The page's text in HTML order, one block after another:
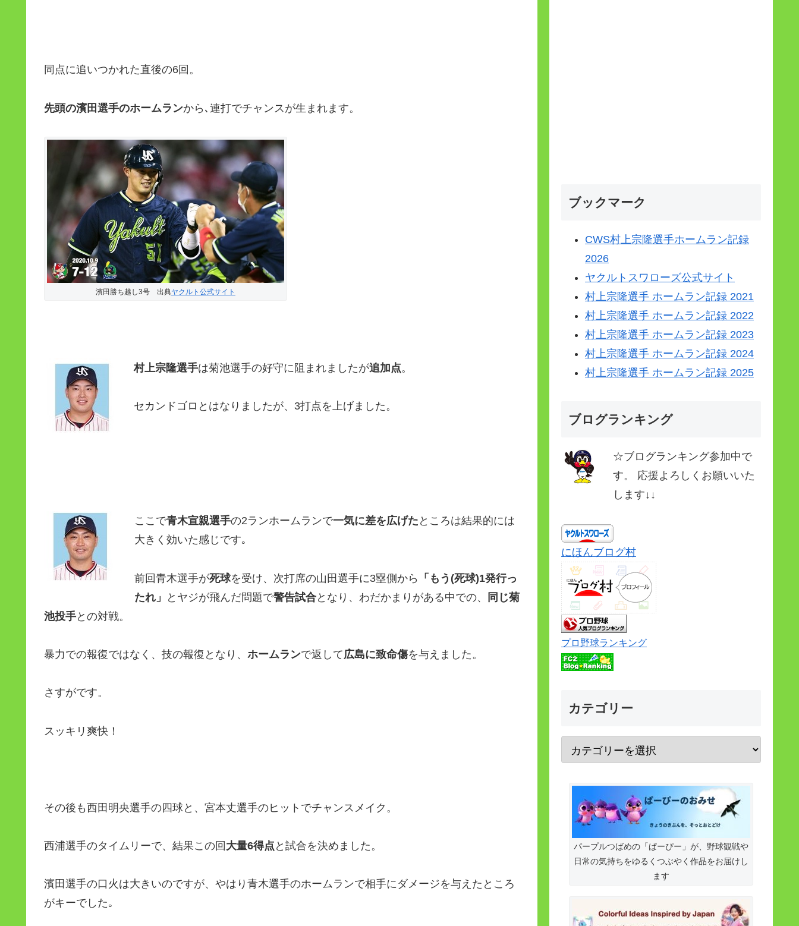
同点に追いつかれた直後の6回。
先頭の濱田選手のホームランから､連打でチャンスが生まれます。
濱田勝ち越し3号 出典ヤクルト公式サイト
村上宗隆選手は菊池選手の好守に阻まれましたが追加点。
セカンドゴロとはなりましたが、3打点を上げました。
ここで青木宣親選手の2ランホームランで一気に差を広げた ところは結果的には
大きく効いた感じです｡
前回青木選手が死球を受け、次打席の山田選手に3塁側から
「もう(死球)1発行っ
たれ」
とヤジが飛んだ問題で警告試合となり、わだかまりがある中での、
同じ菊
池投手との対戦。
暴力での報復ではなく、技の報復となり、 ホームランで返して 広島に致命傷を与えました。
さすがです。
スッキリ爽快！
その後も西田明央選手の四球と、宮本丈選手のヒットでチャンスメイク。
西浦選手のタイムリーで、結果この回 大量6得点 と試合を決めました。
濱田選手の口火は大きいのですが、やはり青木選手のホームランで相手にダメージを与えたところ
がキーでした｡
ブックマーク
CWS村上宗隆選手ホームラン記録
2026
ヤクルトスワローズ公式サイト
村上宗隆選手 ホームラン記録 2021
村上宗隆選手 ホームラン記録 2022
村上宗隆選手 ホームラン記録 2023
村上宗隆選手 ホームラン記録 2024
村上宗隆選手 ホームラン記録 2025
ブログランキング
☆ブログランキング参加中で
す。 応援よろしくお願いいた
します↓↓
にほんブログ村
プロ野球ランキング
カテゴリー
パープルつばめの「ぱーぴー」が、野球観戦や
日常の気持ちをゆるくつぶやく作品をお届けし
ます